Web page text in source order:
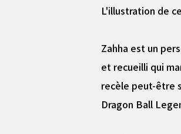
L'illustration de
Zahha est un
et recueilli qui
recèle peut-être
Dragon Ball